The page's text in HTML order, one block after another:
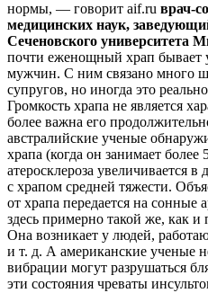
нормы, — говорит aif.ru врач-
медицинских наук,
Сеченовского университета
почти еженощный храп
мужчин. С ним связано много
супругов, но иногда это
Громкость храпа не является
более важна его
австралийские ученые
храпа (когда он занимает
атеросклероза увеличивается
с храпом средней тяжести.
от храпа передается на сонные
здесь примерно такой же, как
Она возникает у людей,
и т. д. А американские ученые
вибрации могут разрушаться
эти состояния чреваты